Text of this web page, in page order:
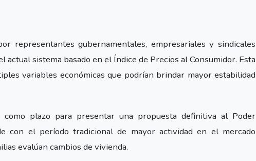
representantes gubernamentales, empresariales y sindicales
actual sistema basado en el Índice de Precios al Consumidor. Esta
variables económicas que podrían brindar mayor estabilidad
como plazo para presentar una propuesta definitiva al Poder
con el período tradicional de mayor actividad en el mercado
evalúan cambios de vivienda.